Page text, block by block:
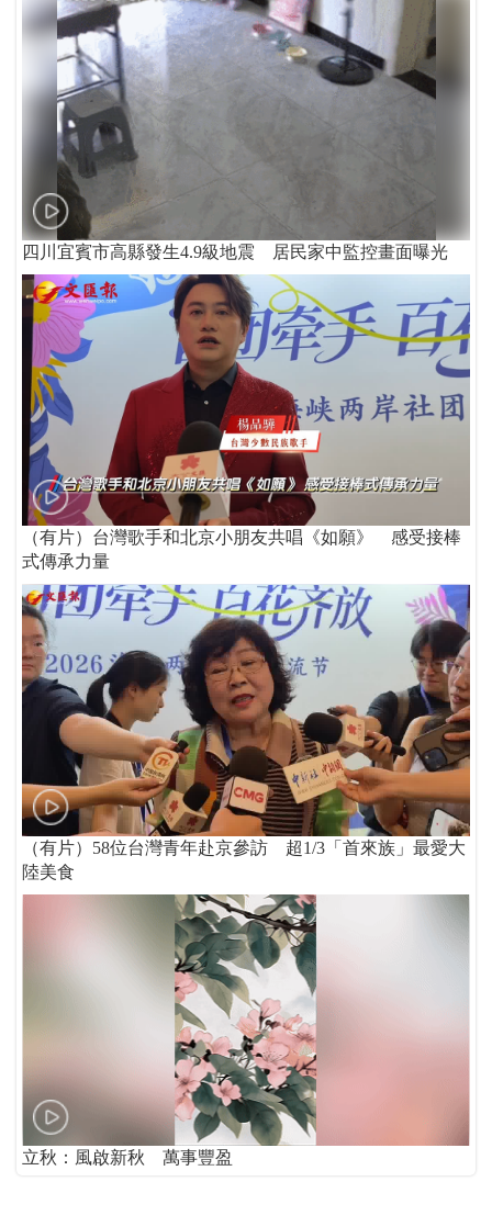
四川宜賓市高縣發生4.9級地震 居民家中監控畫面曝光
（有片）台灣歌手和北京小朋友共唱《如願》 感受接棒
式傳承力量
（有片）58位台灣青年赴京參訪 超1/3「首來族」最愛大
陸美食
立秋：風啟新秋 萬事豐盈